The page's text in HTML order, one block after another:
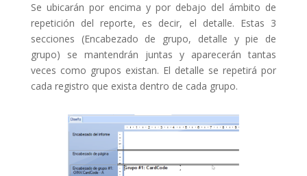
Se ubicarán por encima y por debajo del ámbito de
repetición del reporte, es decir, el detalle. Estas 3
secciones (Encabezado de grupo, detalle y pie de
grupo) se mantendrán juntas y aparecerán tantas
veces como grupos existan. El detalle se repetirá por
cada registro que exista dentro de cada grupo.